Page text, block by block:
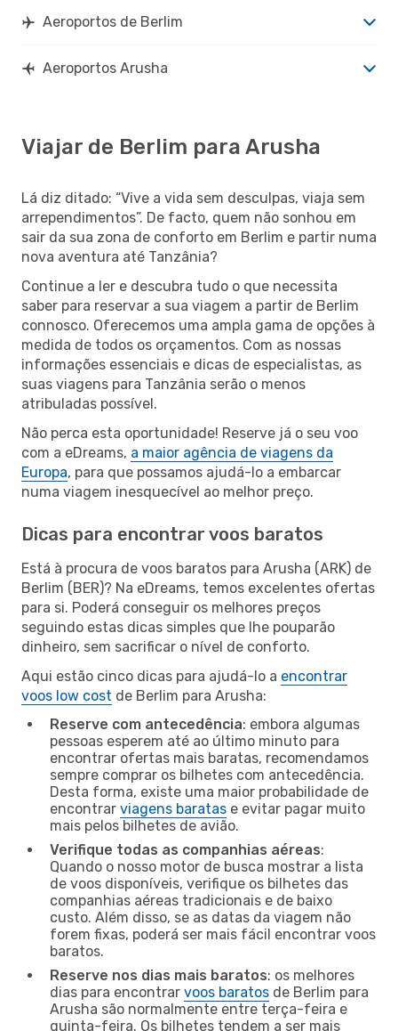
Aeroportos de Berlim
Aeroportos Arusha
Viajar de Berlim para Arusha
Lá diz ditado: “Vive a vida sem desculpas, viaja sem
arrependimentos”. De facto, quem não sonhou em
sair da sua zona de conforto em Berlim e partir numa
nova aventura até Tanzânia?
Continue a ler e descubra tudo o que necessita
saber para reservar a sua viagem a partir de Berlim
connosco. Oferecemos uma ampla gama de opções à
medida de todos os orçamentos. Com as nossas
informações essenciais e dicas de especialistas, as
suas viagens para Tanzânia serão o menos
atribuladas possível.
Não perca esta oportunidade! Reserve já o seu voo
com a eDreams, a maior agência de viagens da
Europa, para que possamos ajudá-lo a embarcar
numa viagem inesquecível ao melhor preço.
Dicas para encontrar voos baratos
Está à procura de voos baratos para Arusha (ARK) de
Berlim (BER)? Na eDreams, temos excelentes ofertas
para si. Poderá conseguir os melhores preços
seguindo estas dicas simples que lhe pouparão
dinheiro, sem sacrificar o nível de conforto.
Aqui estão cinco dicas para ajudá-lo a encontrar
voos low cost de Berlim para Arusha:
Reserve com antecedência: embora algumas
pessoas esperem até ao último minuto para
encontrar ofertas mais baratas, recomendamos
sempre comprar os bilhetes com antecedência.
Desta forma, existe uma maior probabilidade de
encontrar viagens baratas e evitar pagar muito
mais pelos bilhetes de avião.
Verifique todas as companhias aéreas:
Quando o nosso motor de busca mostrar a lista
de voos disponíveis, verifique os bilhetes das
companhias aéreas tradicionais e de baixo
custo. Além disso, se as datas da viagem não
forem fixas, poderá ser mais fácil encontrar voos
baratos.
Reserve nos dias mais baratos: os melhores
dias para encontrar voos baratos de Berlim para
Arusha são normalmente entre terça-feira e
quinta-feira. Os bilhetes tendem a ser mais